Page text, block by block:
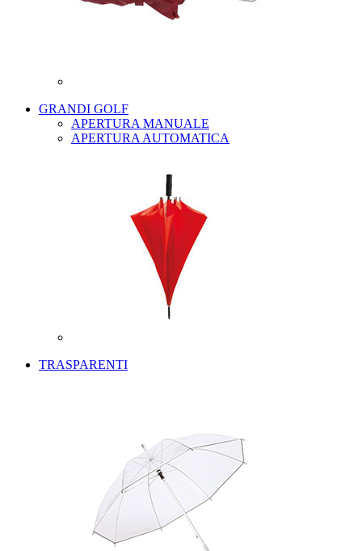
GRANDI GOLF
APERTURA MANUALE
APERTURA AUTOMATICA
TRASPARENTI